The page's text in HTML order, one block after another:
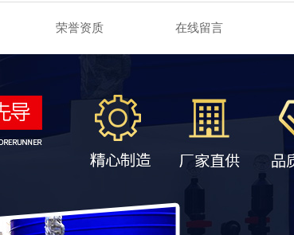
荣誉资质 在线留言